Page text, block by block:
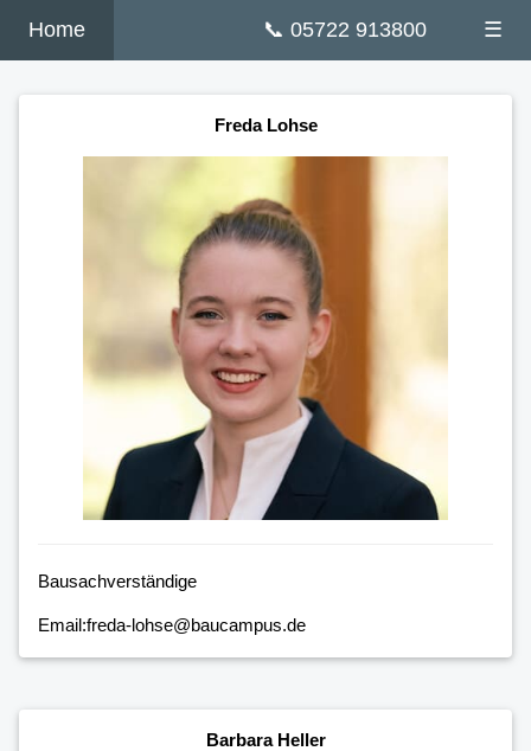
☰
📞 05722 913800
Home
Freda Lohse
Bausachverständige
Email:freda-lohse@baucampus.de
Barbara Heller